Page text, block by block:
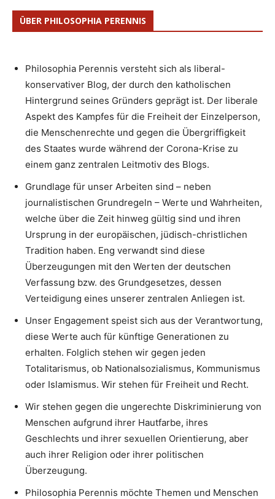
ÜBER PHILOSOPHIA PERENNIS
Philosophia Perennis versteht sich als liberal-
konservativer Blog, der durch den katholischen
Hintergrund seines Gründers geprägt ist. Der liberale
Aspekt des Kampfes für die Freiheit der Einzelperson,
die Menschenrechte und gegen die Übergriffigkeit
des Staates wurde während der Corona-Krise zu
einem ganz zentralen Leitmotiv des Blogs.
Grundlage für unser Arbeiten sind – neben
journalistischen Grundregeln – Werte und Wahrheiten,
welche über die Zeit hinweg gültig sind und ihren
Ursprung in der europäischen, jüdisch-christlichen
Tradition haben. Eng verwandt sind diese
Überzeugungen mit den Werten der deutschen
Verfassung bzw. des Grundgesetzes, dessen
Verteidigung eines unserer zentralen Anliegen ist.
Unser Engagement speist sich aus der Verantwortung,
diese Werte auch für künftige Generationen zu
erhalten. Folglich stehen wir gegen jeden
Totalitarismus, ob Nationalsozialismus, Kommunismus
oder Islamismus. Wir stehen für Freiheit und Recht.
Wir stehen gegen die ungerechte Diskriminierung von
Menschen aufgrund ihrer Hautfarbe, ihres
Geschlechts und ihrer sexuellen Orientierung, aber
auch ihrer Religion oder ihrer politischen
Überzeugung.
Philosophia Perennis möchte Themen und Menschen